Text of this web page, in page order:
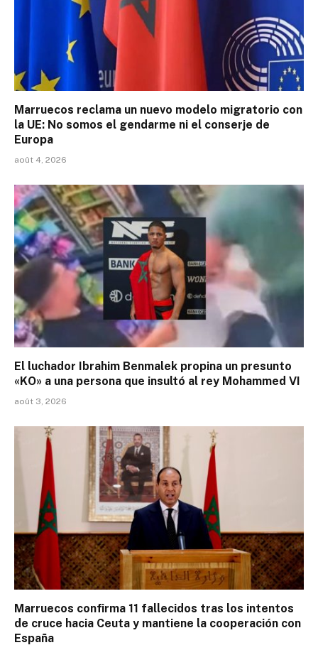
Marruecos reclama un nuevo modelo migratorio con
la UE: No somos el gendarme ni el conserje de
Europa
août 4, 2026
El luchador Ibrahim Benmalek propina un presunto
«KO» a una persona que insultó al rey Mohammed VI
août 3, 2026
Marruecos confirma 11 fallecidos tras los intentos
de cruce hacia Ceuta y mantiene la cooperación con
España